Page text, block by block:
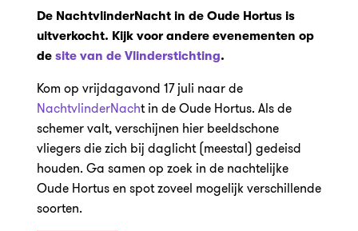
De NachtvlinderNacht in de Oude Hortus is
uitverkocht. Kijk voor andere evenementen op
de site van de Vlinderstichting.
Kom op vrijdagavond 17 juli naar de
NachtvlinderNacht in de Oude Hortus. Als de
schemer valt, verschijnen hier beeldschone
vliegers die zich bij daglicht (meestal) gedeisd
houden. Ga samen op zoek in de nachtelijke
Oude Hortus en spot zoveel mogelijk verschillende
soorten.